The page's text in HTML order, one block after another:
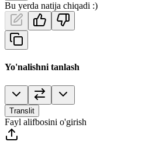
Bu yerda natija chiqadi :)
Yo'nalishni tanlash
Translit
Fayl alifbosini o'girish